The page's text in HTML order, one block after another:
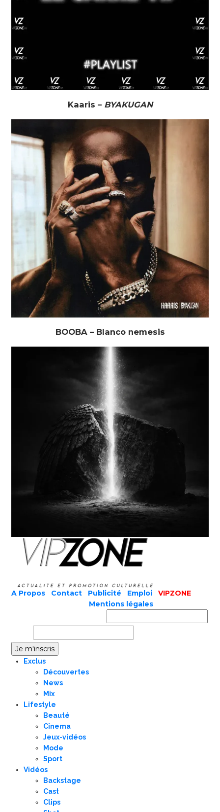
Kaaris – BYAKUGAN
BOOBA – Blanco nemesis
A Propos Contact Publicité Emploi
VIPZONE
Mentions légales
Exclus
Découvertes
News
Mix
Lifestyle
Beauté
Cinema
Jeux-vidéos
Mode
Sport
Vidéos
Backstage
Cast
Clips